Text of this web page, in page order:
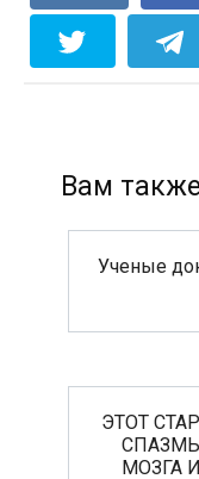
Вам
Ученые
ЭТОТ
МОЗГА